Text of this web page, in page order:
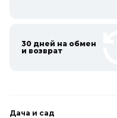
30 дней на обмен
и возврат
Дача и сад